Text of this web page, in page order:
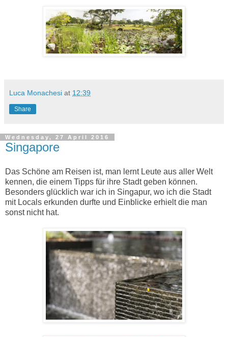
Luca Monachesi at 12:39
Share
Wednesday, 27 April 2016
Singapore
Das Schöne am Reisen ist, man lernt Leute aus aller Welt
kennen, die einem Tipps für ihre Stadt geben können.
Besonders glücklich war ich in Singapur, wo ich die Stadt
mit Locals erkunden durfte und Einblicke erhielt die man
sonst nicht hat.